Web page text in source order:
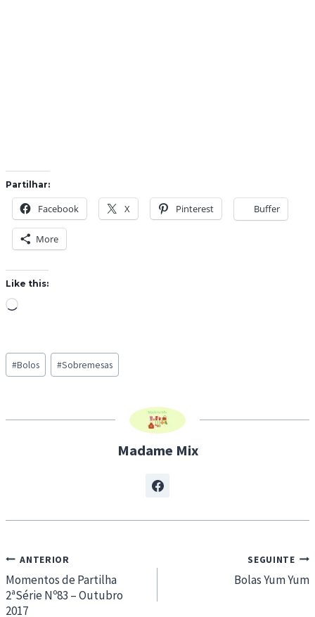
Partilhar:
Facebook X Pinterest Buffer
More
Like this:
L
d
i
g
Post
Tags:
#Bolos #Sobremesas
Madame Mix
Navegação
de
artigos
ANTERIOR
Momentos de Partilha
2ªSérie Nº83 – Outubro
2017
SEGUINTE
Bolas Yum Yum